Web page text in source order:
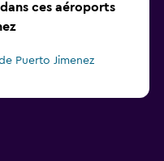
ces aéroports
Puerto Jimenez